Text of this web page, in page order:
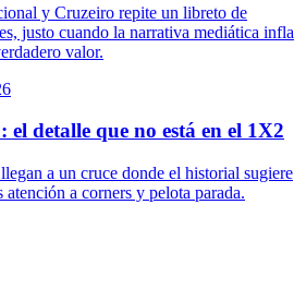
y Cruzeiro repite un libreto de
justo cuando la narrativa mediática infla
valor.
el detalle que no está en el 1X2
a un cruce donde el historial sugiere
a corners y pelota parada.